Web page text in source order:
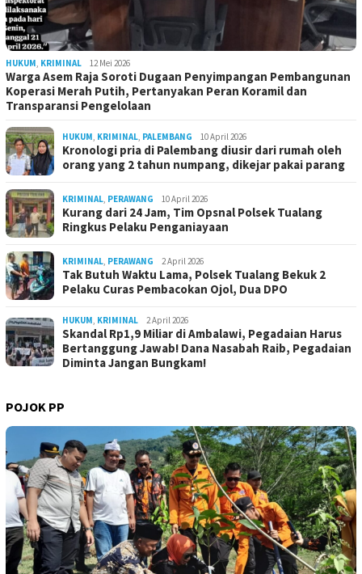
HUKUM, KRIMINAL 12 Mei 2026
Warga Asem Raja Soroti Dugaan Penyimpangan Pembangunan
Koperasi Merah Putih, Pertanyakan Peran Koramil dan
Transparansi Pengelolaan
HUKUM, KRIMINAL, PALEMBANG 10 April 2026
Kronologi pria di Palembang diusir dari rumah oleh
orang yang 2 tahun numpang, dikejar pakai parang
KRIMINAL, PERAWANG 10 April 2026
Kurang dari 24 Jam, Tim Opsnal Polsek Tualang
Ringkus Pelaku Penganiayaan
KRIMINAL, PERAWANG 2 April 2026
Tak Butuh Waktu Lama, Polsek Tualang Bekuk 2
Pelaku Curas Pembacokan Ojol, Dua DPO
HUKUM, KRIMINAL 2 April 2026
Skandal Rp1,9 Miliar di Ambalawi, Pegadaian Harus
Bertanggung Jawab! Dana Nasabah Raib, Pegadaian
Diminta Jangan Bungkam!
POJOK PP